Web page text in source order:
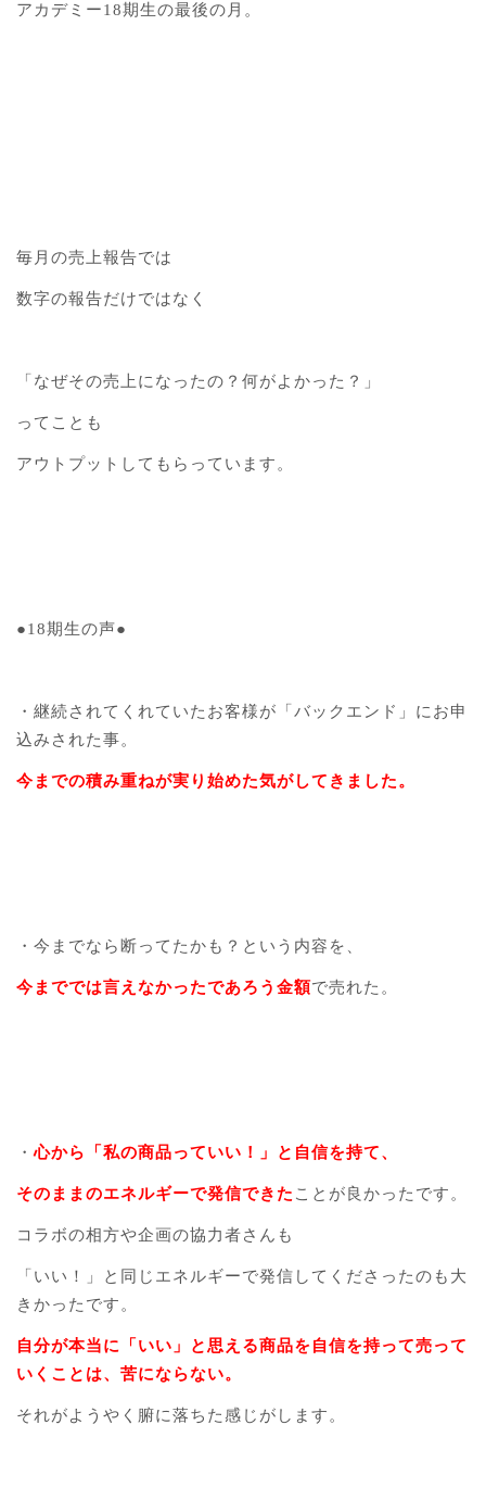
アカデミー18期生の最後の月。
毎月の売上報告では
数字の報告だけではなく
「なぜその売上になったの？何がよかった？」
ってことも
アウトプットしてもらっています。
●18期生の声●
・継続されてくれていたお客様が「バックエンド」にお申
込みされた事。
今までの積み重ねが実り始めた気がしてきました。
・今までなら断ってたかも？という内容を、
今まででは言えなかったであろう金額で売れた。
・心から「私の商品っていい！」と自信を持て、
そのままのエネルギーで発信できた ことが良かったです。
コラボの相方や企画の協力者さんも
「いい！」と同じエネルギーで発信してくださったのも大
きかったです。
自分が本当に「いい」と思える商品を自信を持って売って
いくことは、苦にならない。
それがようやく腑に落ちた感じがします。